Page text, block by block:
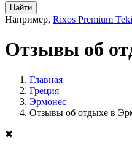
Найти
Например, Rixos Premium
Отзывы об
Главная
Греция
Эрмонес
Отзывы об отдыхе в
✖